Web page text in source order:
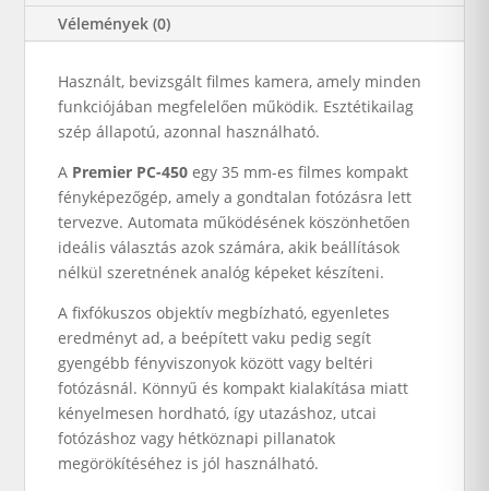
Vélemények (0)
Használt, bevizsgált filmes kamera, amely minden
funkciójában megfelelően működik. Esztétikailag
szép állapotú, azonnal használható.
A Premier PC-450 egy 35 mm-es filmes kompakt
fényképezőgép, amely a gondtalan fotózásra lett
tervezve. Automata működésének köszönhetően
ideális választás azok számára, akik beállítások
nélkül szeretnének analóg képeket készíteni.
A fixfókuszos objektív megbízható, egyenletes
eredményt ad, a beépített vaku pedig segít
gyengébb fényviszonyok között vagy beltéri
fotózásnál. Könnyű és kompakt kialakítása miatt
kényelmesen hordható, így utazáshoz, utcai
fotózáshoz vagy hétköznapi pillanatok
megörökítéséhez is jól használható.